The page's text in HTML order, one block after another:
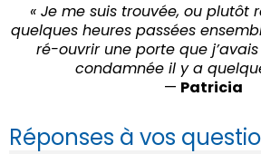
« Je me suis trouvée, ou plutôt
quelques heures passées
ré-ouvrir une porte que
condamnée il y a
— Patricia
Réponses à vos